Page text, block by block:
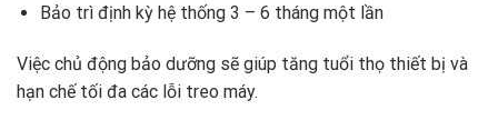
Bảo trì định kỳ hệ thống 3 – 6 tháng một lần
Việc chủ động bảo dưỡng sẽ giúp tăng tuổi thọ thiết bị và
hạn chế tối đa các lỗi treo máy.